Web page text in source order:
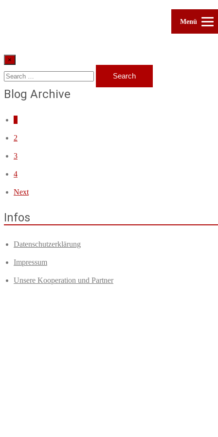
×
Blog Archive
2
3
4
Next
Infos
Datenschutzerklärung
Impressum
Unsere Kooperation und Partner
Menü